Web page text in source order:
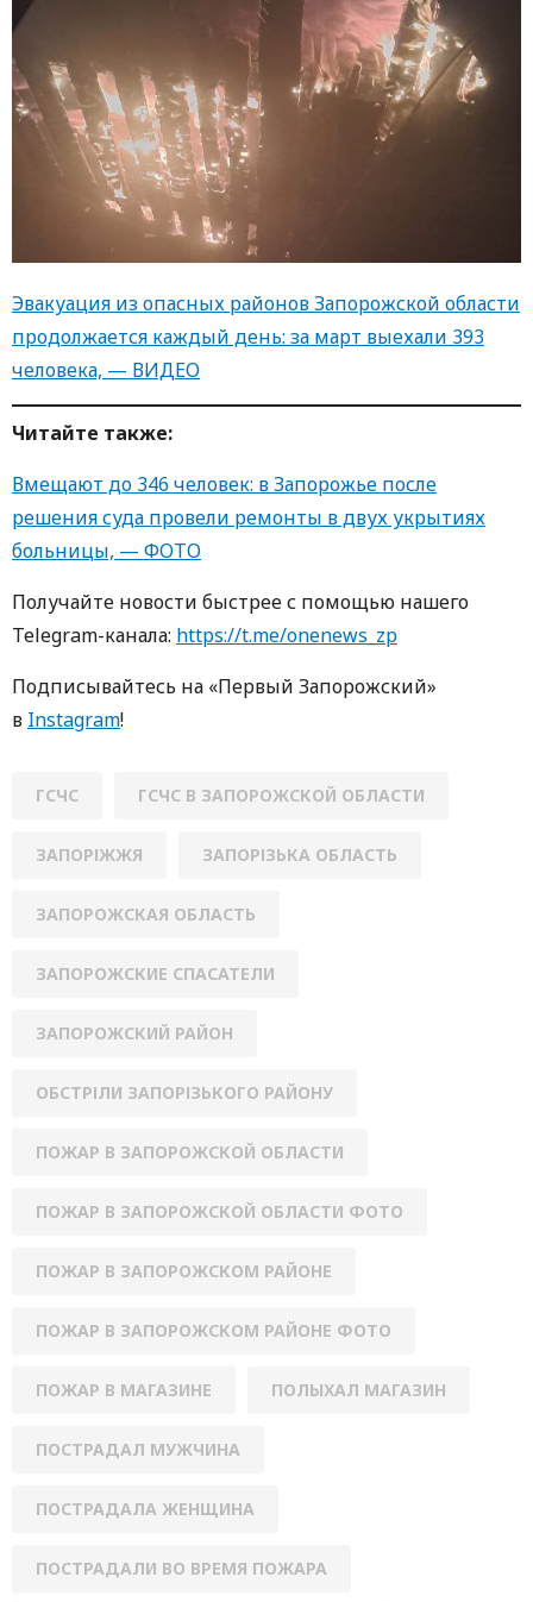
Эвакуация из опасных районов Запорожской области
продолжается каждый день: за март выехали 393
человека, — ВИДЕО
Читайте также:
Вмещают до 346 человек: в Запорожье после
решения суда провели ремонты в двух укрытиях
больницы, — ФОТО
Получайте новости быстрее с помощью нашего
Telegram-канала: https://t.me/onenews_zp
Подписывайтесь на «Первый Запорожский»
в Instagram!
ГСЧС ГСЧС В ЗАПОРОЖСКОЙ ОБЛАСТИ
ЗАПОРІЖЖЯ ЗАПОРІЗЬКА ОБЛАСТЬ
ЗАПОРОЖСКАЯ ОБЛАСТЬ
ЗАПОРОЖСКИЕ СПАСАТЕЛИ
ЗАПОРОЖСКИЙ РАЙОН
ОБСТРІЛИ ЗАПОРІЗЬКОГО РАЙОНУ
ПОЖАР В ЗАПОРОЖСКОЙ ОБЛАСТИ
ПОЖАР В ЗАПОРОЖСКОЙ ОБЛАСТИ ФОТО
ПОЖАР В ЗАПОРОЖСКОМ РАЙОНЕ
ПОЖАР В ЗАПОРОЖСКОМ РАЙОНЕ ФОТО
ПОЖАР В МАГАЗИНЕ ПОЛЫХАЛ МАГАЗИН
ПОСТРАДАЛ МУЖЧИНА
ПОСТРАДАЛА ЖЕНЩИНА
ПОСТРАДАЛИ ВО ВРЕМЯ ПОЖАРА